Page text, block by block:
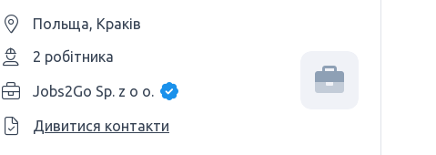
Польща, Краків
2 робітника
Jobs2Go Sp. z o o.
Дивитися контакти